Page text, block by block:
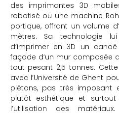
des imprimantes 3D
robotisé ou une machine
portique, offrant un volume
mètres. Sa technologie
d’imprimer en 3D un
façade d’un mur composée
tout pesant 2,5 tonnes.
avec l’Université de Ghent
piétons, pas très imposant
plutôt esthétique et
l’utilisation des